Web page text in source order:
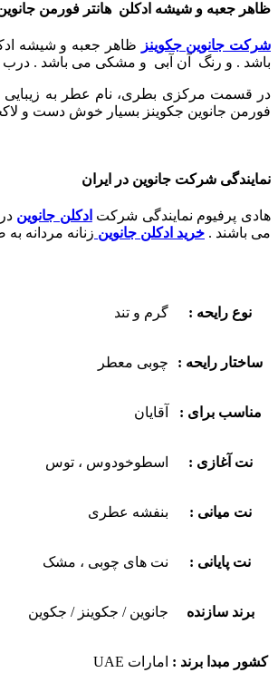
ظاهر جعبه و شیشه ادکلن هانتر فورمن
شرکت جانوین جکوینز ظاهر جعبه و شیشه
باشد . و رنگ آن آبی و مشکی می باشد . درب
در قسمت مرکزی بطری، نام عطر به زیبایی
فورمن جانوین جکوینز بسیار خوش دست و
نمایندگی شرکت جانوین در ایران
هادی پرفیوم نمایندگی شرکت ادکلن جانوین
می باشند . خرید ادکلن جانوین زنانه مردانه
نوع رایحه : گرم و تند
ساختار رایحه : چوبی معطر
مناسب برای : آقایان
نت آغازی : اسطوخودوس ، توس
نت میانی : بنفشه عطری
نت پایانی : نت های چوبی ، مشک
برند سازنده جانوین / جکوینز / جکوین
کشور مبدا برند : امارات UAE